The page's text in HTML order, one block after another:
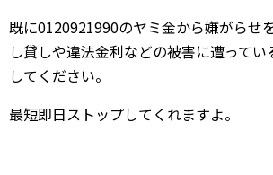
既に0120921990のヤミ金から嫌がらせ
し貸しや違法金利などの被害に遭って
してください。
最短即日ストップしてくれますよ。